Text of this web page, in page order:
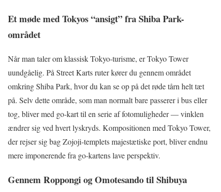
Et møde med Tokyos “ansigt” fra Shiba Park-
området
Når man taler om klassisk Tokyo-turisme, er Tokyo Tower
uundgåelig. På Street Karts ruter kører du gennem området
omkring Shiba Park, hvor du kan se op på det røde tårn helt tæt
på. Selv dette område, som man normalt bare passerer i bus eller
tog, bliver med go-kart til en serie af fotomuligheder — vinklen
ændrer sig ved hvert lyskryds. Kompositionen med Tokyo Tower,
der rejser sig bag Zojoji-templets majestætiske port, bliver endnu
mere imponerende fra go-kartens lave perspektiv.
Gennem Roppongi og Omotesando til Shibuya